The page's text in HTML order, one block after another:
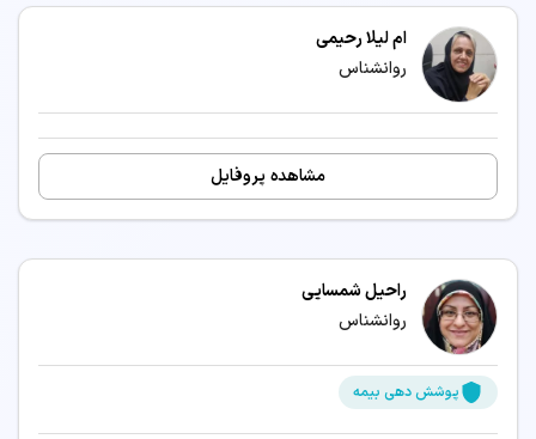
ام لیلا رحیمی
روانشناس
مشاهده پروفایل
راحیل شمسایی
روانشناس
پوشش دهی بیمه